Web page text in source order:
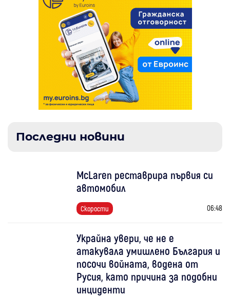
Последни новини
McLaren реставрира първия си
автомобил
Скорости 06:48
Украйна увери, че не е
атакувала умишлено България и
посочи войната, водена от
Русия, като причина за подобни
инциденти